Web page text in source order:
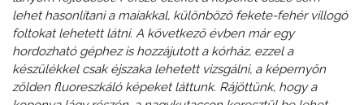
lehet hasonlítani a maiakkal, különböző fekete-fehér villogó
foltokat lehetett látni. A következő évben már egy
hordozható géphez is hozzájutott a kórház, ezzel a
készülékkel csak éjszaka lehetett vizsgálni, a képernyőn
zölden fluoreszkáló képeket láttunk. Rájöttünk, hogy a